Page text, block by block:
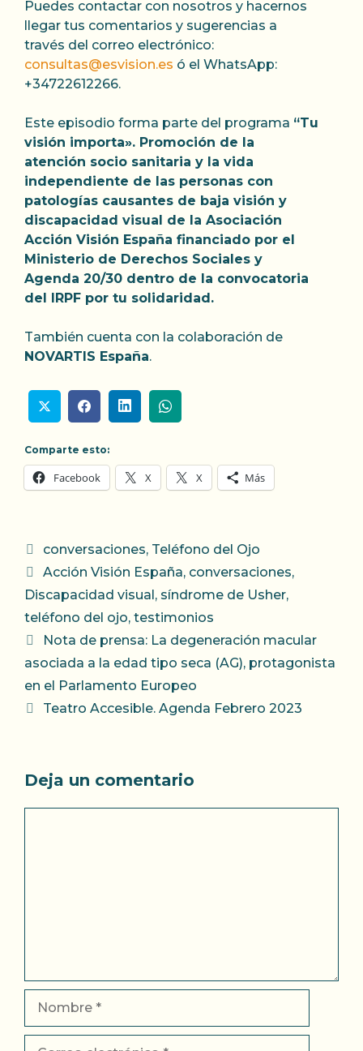
Puedes contactar con nosotros y hacernos
llegar tus comentarios y sugerencias a
través del correo electrónico:
consultas@esvision.es ó el WhatsApp:
+34722612266.
Este episodio forma parte del programa “Tu
visión importa». Promoción de la
atención socio sanitaria y la vida
independiente de las personas con
patologías causantes de baja visión y
discapacidad visual de la Asociación
Acción Visión España financiado por el
Ministerio de Derechos Sociales y
Agenda 20/30 dentro de la convocatoria
del IRPF por tu solidaridad.
También cuenta con la colaboración de
NOVARTIS España.
Comparte esto:
Facebook X X Más
Categorías
conversaciones, Teléfono del Ojo
Etiquetas
Acción Visión España, conversaciones,
Discapacidad visual, síndrome de Usher,
teléfono del ojo, testimonios
Nota de prensa: La degeneración macular
asociada a la edad tipo seca (AG), protagonista
en el Parlamento Europeo
Teatro Accesible. Agenda Febrero 2023
Deja un comentario